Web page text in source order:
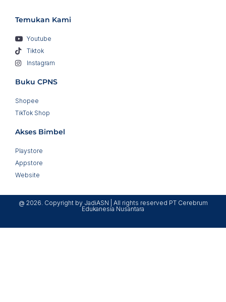
Temukan Kami
Youtube
Tiktok
Instagram
Buku CPNS
Shopee
TikTok Shop
Akses Bimbel
Playstore
Appstore
Website
@ 2026. Copyright by JadiASN | All rights reserved PT Cerebrum
Edukanesia Nusantara